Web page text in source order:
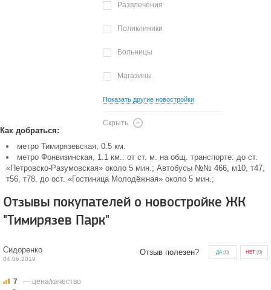
Развлечения
Поликлиники
Больницы
Магазины
Показать другие новостройки
Скрыть
Как добраться:
метро Тимирязевская, 0.5 км.
метро Фонвизинская, 1.1 км.: от ст. м. на общ. транспорте: до ст.
«Петровско-Разумовская» около 5 мин.; Автобусы №№ 466, м10, т47,
т56, т78. до ост. «Гостиница Молодёжная» около 5 мин.;
Отзывы покупателей о новостройке ЖК
"Тимирязев Парк"
Сидоренко
04.06.2019
Отзыв полезен? ДА(0) НЕТ (0)
7
— цена/качество